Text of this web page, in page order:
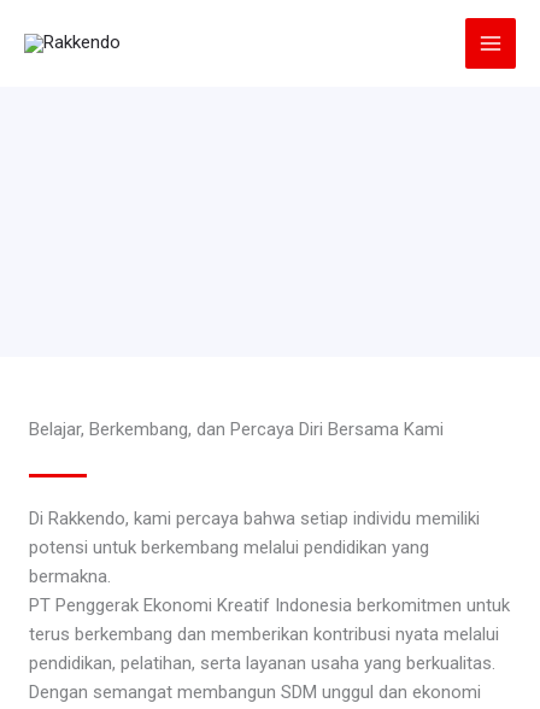
Belajar, Berkembang, dan Percaya Diri Bersama Kami
Di Rakkendo, kami percaya bahwa setiap individu memiliki
potensi untuk berkembang melalui pendidikan yang
bermakna.
PT Penggerak Ekonomi Kreatif Indonesia berkomitmen untuk
terus berkembang dan memberikan kontribusi nyata melalui
pendidikan, pelatihan, serta layanan usaha yang berkualitas.
Dengan semangat membangun SDM unggul dan ekonomi